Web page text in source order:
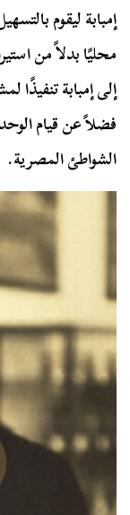
إمبابة ليقوم
محليًا بدلاً من
إلى إمبابة تنفيذًا
فضلاً عن قيام
الشواطئ المصرية.